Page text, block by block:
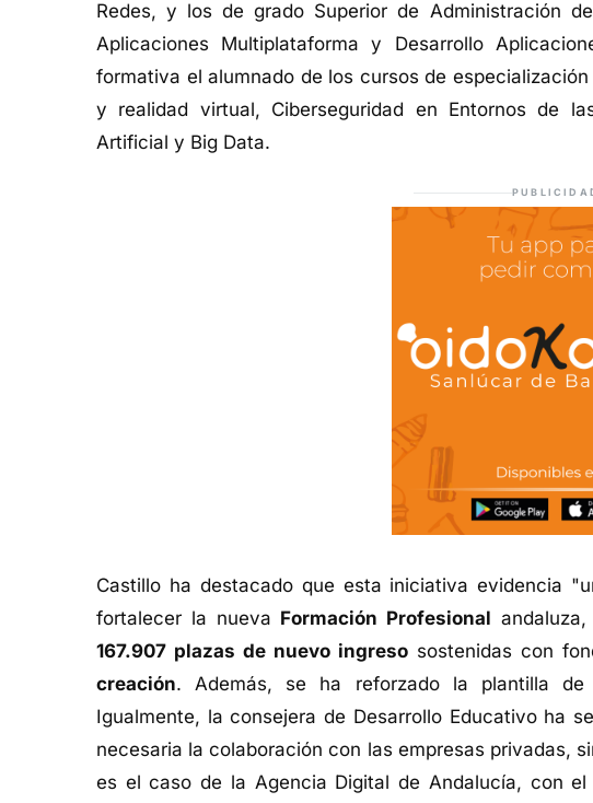
Redes, y los de grado Superior de Administración
Aplicaciones Multiplataforma y Desarrollo
formativa el alumnado de los cursos de
y realidad virtual, Ciberseguridad en Entornos de
Artificial y Big Data.
Castillo ha destacado que esta iniciativa evidencia
fortalecer la nueva Formación Profesional
167.907 plazas de nuevo ingresosostenidas con
creación. Además, se ha reforzado la plantilla de
Igualmente, la consejera de Desarrollo Educativo ha
necesaria la colaboración con las empresas privadas,
es el caso de la Agencia Digital de Andalucía, con